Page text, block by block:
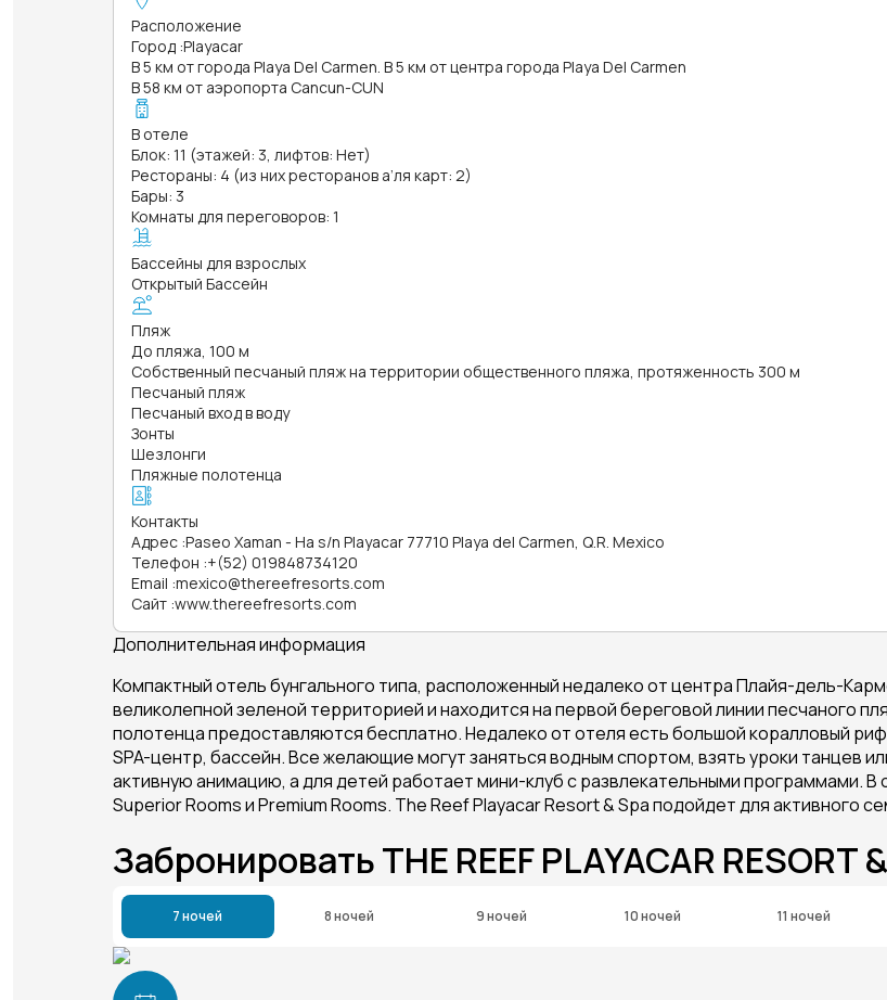
Расположение
Город :Playacar
В 5 км от города Playa Del Carmen. В 5 км от центра города Playa Del Carmen
В 58 км от аэропорта Cancun-CUN
В отеле
Блок: 11 (этажей: 3, лифтов: Нет)
Рестораны: 4 (из них ресторанов а’ля карт: 2)
Бары: 3
Комнаты для переговоров: 1
Бассейны для взрослых
Открытый Бассейн
Пляж
До пляжа, 100 м
Собственный песчаный пляж на территории общественного пляжа, протяженность 300 м
Песчаный пляж
Песчаный вход в воду
Зонты
Шезлонги
Пляжные полотенца
Контакты
Адрес :Paseo Xaman - Ha s/n Playacar 77710 Playa del Carmen, Q.R. Mexico
Телефон :+(52) 019848734120
Email :mexico@thereefresorts.com
Сайт :www.thereefresorts.com
Дополнительная информация
Компактный отель бунгального типа, расположенный недалеко от центра Плайя-дель-
великолепной зеленой территорией и находится на первой береговой линии песчаного
полотенца предоставляются бесплатно. Недалеко от отеля есть большой коралловый
SPA-центр, бассейн. Все желающие могут заняться водным спортом, взять уроки танцев
активную анимацию, а для детей работает мини-клуб с развлекательными программами.
Superior Rooms и Premium Rooms. The Reef Playacar Resort & Spa подойдет для активного
Забронировать THE REEF PLAYACAR RESORT
7 ночей 8 ночей 9 ночей 10 ночей 11 ночей